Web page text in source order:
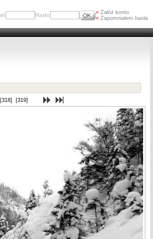
Hasło » Załóż konto
» Zapomniałem hasła
[318] [319]